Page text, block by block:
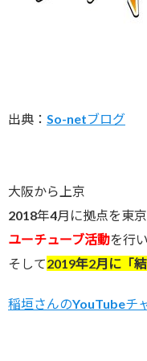
出典： So-netブログ
大阪から上京
2018年4月に拠点を東
ユーチューブ活動を行い
そして2019年2月に「結
稲垣さんのYouTubeチ